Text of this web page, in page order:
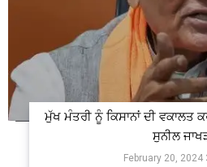
ਮੁੱਖ ਮੰਤਰੀ ਨੂੰ ਕਿਸਾਨਾਂ ਦੀ ਵਕਾਲਤ
ਸੁਨੀਲ
February 20, 2024